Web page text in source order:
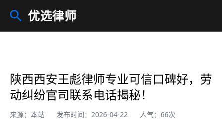
优选律师
陕西西安王彪律师专业可信口碑好，劳
动纠纷官司联系电话揭秘！
来源：本站 发布时间：2026-04-22 人气：66次